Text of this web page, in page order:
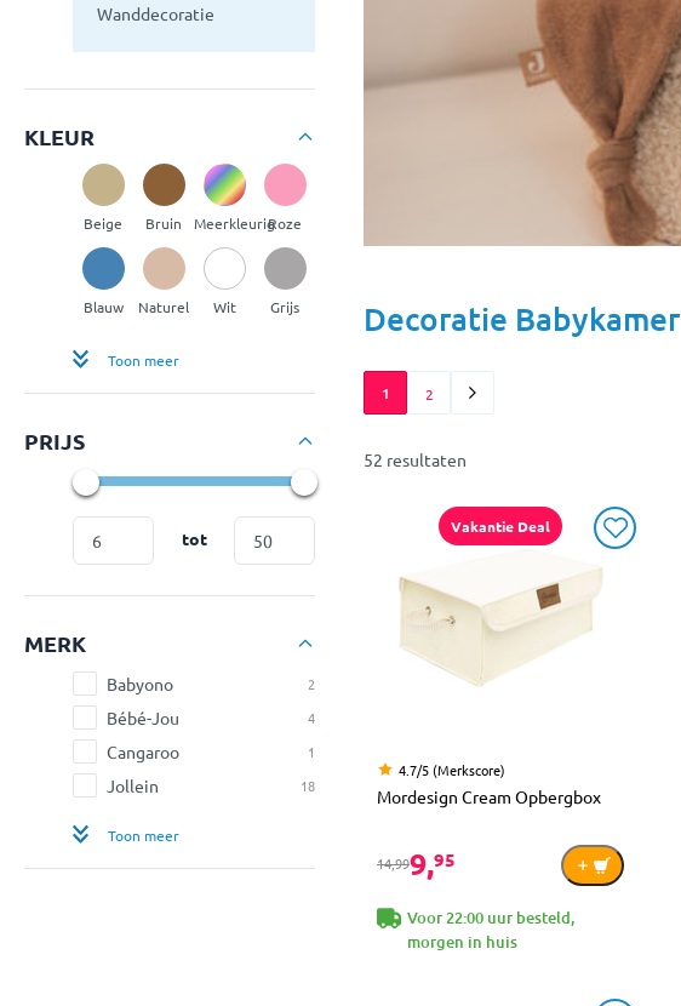
Wanddecoratie
KLEUR
Beige Bruin MeerkleurigRoze
Blauw Naturel Wit Grijs
Toon meer
PRIJS
tot
MERK
Babyono 2
Bébé-Jou 4
Cangaroo 1
Jollein 18
Toon meer
Decoratie Babykamer
1 2
52 resultaten
Vakantie Deal
4.7/5 (Merkscore)
Mordesign Cream Opbergbox
14,999,95
Voor 22:00 uur besteld,
morgen in huis